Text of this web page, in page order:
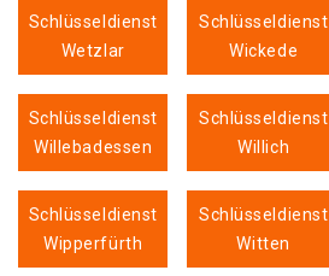
Schlüsseldienst
Wetzlar
Schlüsseldienst
Wickede
Schlüsseldienst
Willebadessen
Schlüsseldienst
Willich
Schlüsseldienst
Wipperfürth
Schlüsseldienst
Witten